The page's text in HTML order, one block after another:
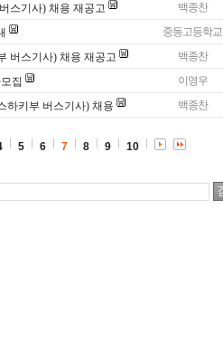
스기사) 채용 재공고 백종찬
중동고등학교
버스기사) 채용 재공고 백종찬
집 이영우
하키부 버스기사) 채용 백종찬
5 6 7 8 9 10